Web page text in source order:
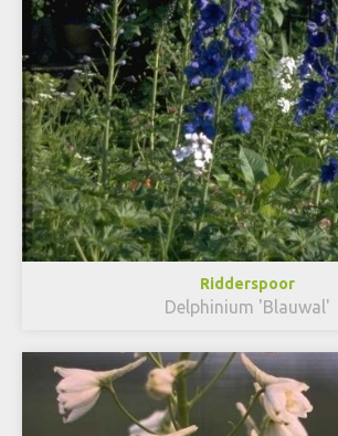
Ridderspoor
Delphinium 'Blauwal'